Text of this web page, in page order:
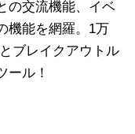
の交流機能、イベ
機能を網羅。1万
ブレイクアウトル
ール！